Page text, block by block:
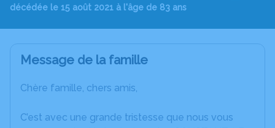
décédée le 15 août 2021 à l'âge de 83 ans
Message de la famille
Chère famille, chers amis,
C’est avec une grande tristesse que nous vous